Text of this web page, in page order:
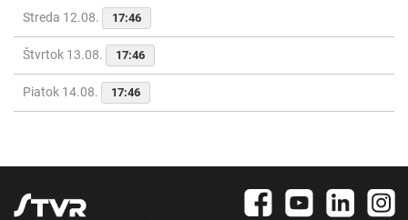
Streda 12.08. 17:46
Štvrtok 13.08. 17:46
Piatok 14.08. 17:46